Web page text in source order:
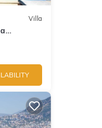
Villa
Sea